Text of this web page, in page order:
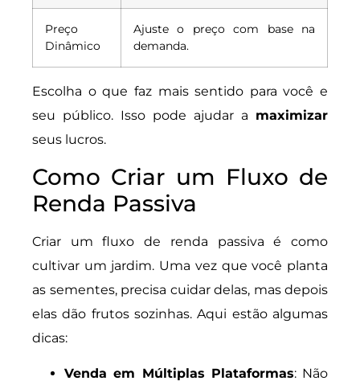
Preço
Dinâmico
Ajuste o preço com base na
demanda.
Escolha o que faz mais sentido para você e
seu público. Isso pode ajudar a maximizar
seus lucros.
Como Criar um Fluxo de
Renda Passiva
Criar um fluxo de renda passiva é como
cultivar um jardim. Uma vez que você planta
as sementes, precisa cuidar delas, mas depois
elas dão frutos sozinhas. Aqui estão algumas
dicas:
Venda em Múltiplas Plataformas: Não